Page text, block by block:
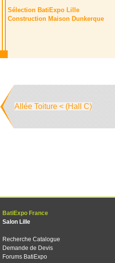
Sélection BatiExpo Lille
Construction Maison Dunkerque
Allée Toiture < (Hall C)
BatiExpo France
Salon Lille
Recherche Catalogue
Demande de Devis
Forums BatiExpo